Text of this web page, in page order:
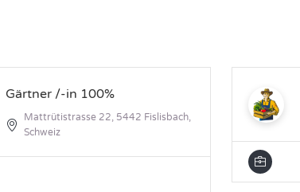
Gärtner /-in 100%
Mattrütistrasse 22, 5442 Fislisbach,
Schweiz